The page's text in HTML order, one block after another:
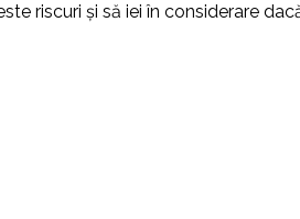
riscuri și să iei în considerare